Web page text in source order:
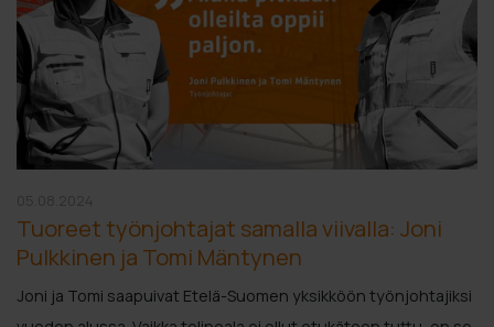
Tuoreet työnjohtajat samalla viivalla: Joni
Pulkkinen ja Tomi Mäntynen
Joni ja Tomi saapuivat Etelä-Suomen yksikköön työnjohtajiksi